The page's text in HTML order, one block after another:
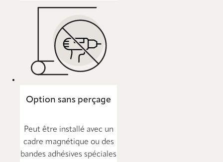
Option sans perçage
Peut être installé avec un
cadre magnétique ou des
bandes adhésives spéciales